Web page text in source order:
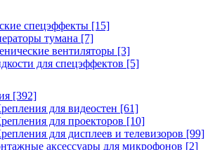
спецэффекты [15]
тумана [7]
вентиляторы [3]
для спецэффектов [5]
[392]
для видеостен [61]
для проекторов [10]
для дисплеев и телевизоров [99]
аксессуары для микрофонов [2]